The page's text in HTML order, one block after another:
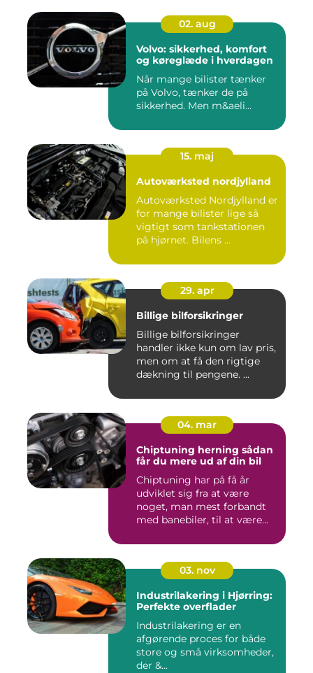
02. aug
Volvo: sikkerhed, komfort
og køreglæde i hverdagen
Når mange bilister tænker
på Volvo, tænker de på
sikkerhed. Men m&aeli...
15. maj
Autoværksted nordjylland
Autoværksted Nordjylland er
for mange bilister lige så
vigtigt som tankstationen
på hjørnet. Bilens ...
29. apr
Billige bilforsikringer
Billige bilforsikringer
handler ikke kun om lav pris,
men om at få den rigtige
dækning til pengene. ...
04. mar
Chiptuning herning sådan
får du mere ud af din bil
Chiptuning har på få år
udviklet sig fra at være
noget, man mest forbandt
med banebiler, til at være...
03. nov
Industrilakering i Hjørring:
Perfekte overflader
Industrilakering er en
afgørende proces for både
store og små virksomheder,
der &...